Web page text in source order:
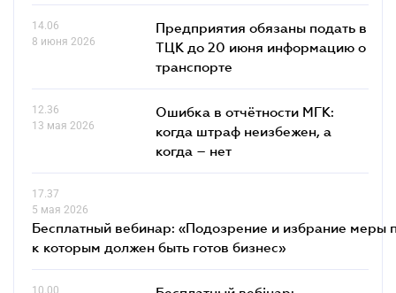
14.06
8 июня 2026
Предприятия обязаны подать в
ТЦК до 20 июня информацию о
транспорте
12.36
13 мая 2026
Ошибка в отчётности МГК:
когда штраф неизбежен, а
когда – нет
17.37
5 мая 2026
Бесплатный вебинар: «Подозрение и избрание меры
к которым должен быть готов бизнес»
10.00